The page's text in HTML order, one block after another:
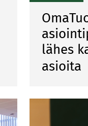
lähes
asioita